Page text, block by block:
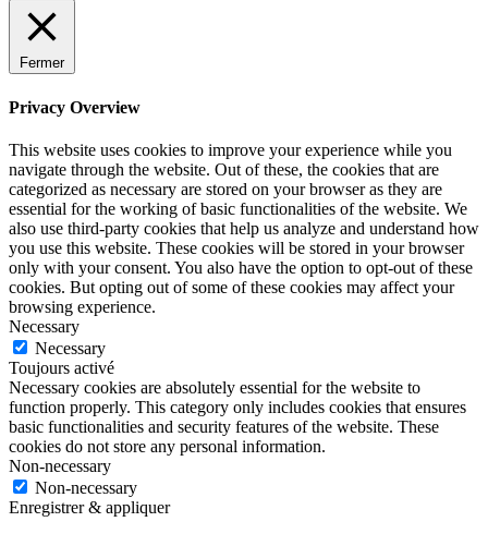
Fermer
Privacy Overview
This website uses cookies to improve your experience while you
navigate through the website. Out of these, the cookies that are
categorized as necessary are stored on your browser as they are
essential for the working of basic functionalities of the website. We
also use third-party cookies that help us analyze and understand how
you use this website. These cookies will be stored in your browser
only with your consent. You also have the option to opt-out of these
cookies. But opting out of some of these cookies may affect your
browsing experience.
Necessary
Necessary
Toujours activé
Necessary cookies are absolutely essential for the website to
function properly. This category only includes cookies that ensures
basic functionalities and security features of the website. These
cookies do not store any personal information.
Non-necessary
Non-necessary
Enregistrer & appliquer